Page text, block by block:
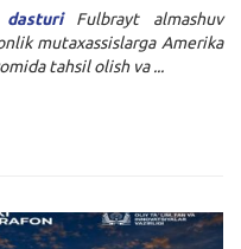
Fulbrayt almashuv
mutaxassislarga Amerika
tahsil olish va ...